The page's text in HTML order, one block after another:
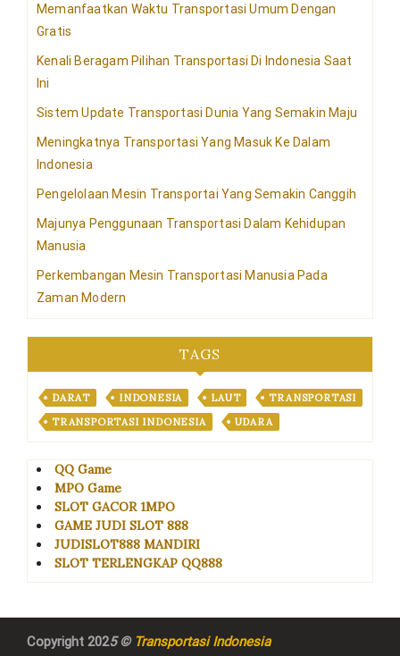
Memanfaatkan Waktu Transportasi Umum Dengan
Gratis
Kenali Beragam Pilihan Transportasi Di Indonesia Saat
Ini
Sistem Update Transportasi Dunia Yang Semakin Maju
Meningkatnya Transportasi Yang Masuk Ke Dalam
Indonesia
Pengelolaan Mesin Transportai Yang Semakin Canggih
Majunya Penggunaan Transportasi Dalam Kehidupan
Manusia
Perkembangan Mesin Transportasi Manusia Pada
Zaman Modern
TAGS
DARAT INDONESIA LAUT
TRANSPORTASI
TRANSPORTASI INDONESIA
UDARA
QQ Game
MPO Game
SLOT GACOR 1MPO
GAME JUDI SLOT 888
JUDISLOT888 MANDIRI
SLOT TERLENGKAP QQ888
Copyright 2025 © Transportasi Indonesia